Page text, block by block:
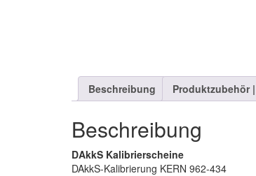
Beschreibung Produktzubehör
Beschreibung
DAkkS Kalibrierscheine
DAkkS-Kalibrierung KERN 962-434